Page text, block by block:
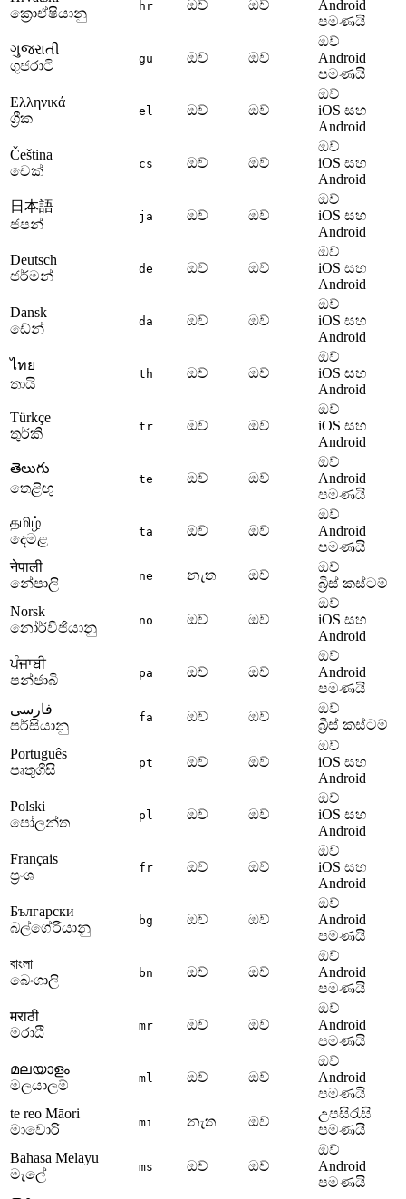
ක්‍රොඒෂියානු
hr ඔව් ඔව්
Android
පමණයි
ગુજરાતી
ගුජරාටි
gu ඔව් ඔව්
ඔව්
Android
පමණයි
Ελληνικά
ග්‍රීක
el ඔව් ඔව්
ඔව්
iOS සහ
Android
Čeština
චෙක්
cs ඔව් ඔව්
ඔව්
iOS සහ
Android
日本語
ජපන්
ja ඔව් ඔව්
ඔව්
iOS සහ
Android
Deutsch
ජර්මන්
de ඔව් ඔව්
ඔව්
iOS සහ
Android
Dansk
ඩේන්
da ඔව් ඔව්
ඔව්
iOS සහ
Android
ไทย
තායි
th ඔව් ඔව්
ඔව්
iOS සහ
Android
Türkçe
තුර්කි
tr ඔව් ඔව්
ඔව්
iOS සහ
Android
తెలుగు
තෙළිඟු
te ඔව් ඔව්
ඔව්
Android
පමණයි
தமிழ்
දෙමළ
ta ඔව් ඔව්
ඔව්
Android
පමණයි
नेपाली
නේපාලි
ne නැත ඔව්
ඔව්
බ්‍රීස් කස්ටම්
Norsk
නෝර්වීජියානු
no ඔව් ඔව්
ඔව්
iOS සහ
Android
ਪੰਜਾਬੀ
පන්ජාබි
pa ඔව් ඔව්
ඔව්
Android
පමණයි
فارسی
පර්සියානු
fa ඔව් ඔව්
ඔව්
බ්‍රීස් කස්ටම්
Português
පෘතුගීසි
pt ඔව් ඔව්
ඔව්
iOS සහ
Android
Polski
පෝලන්ත
pl ඔව් ඔව්
ඔව්
iOS සහ
Android
Français
ප්‍රංශ
fr ඔව් ඔව්
ඔව්
iOS සහ
Android
Български
බල්ගේරියානු
bg ඔව් ඔව්
ඔව්
Android
පමණයි
বাংলা
බෙංගාලි
bn ඔව් ඔව්
ඔව්
Android
පමණයි
मराठी
මරාඨි
mr ඔව් ඔව්
ඔව්
Android
පමණයි
മലയാളം
මලයාලම්
ml ඔව් ඔව්
ඔව්
Android
පමණයි
te reo Māori
මාවොරි
mi නැත ඔව්
උපසිරැසි
පමණයි
Bahasa Melayu
මැලේ
ms ඔව් ඔව්
ඔව්
Android
පමණයි